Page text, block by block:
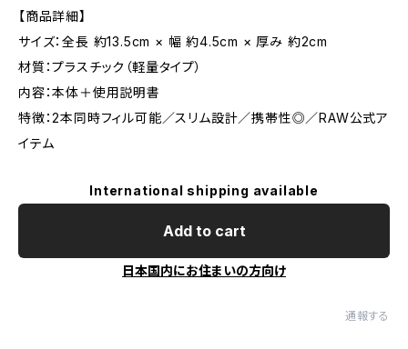
【商品詳細】
サイズ：全長 約13.5cm × 幅 約4.5cm × 厚み 約2cm
材質：プラスチック（軽量タイプ）
内容：本体＋使用説明書
特徴：2本同時フィル可能／スリム設計／携帯性◎／RAW公式ア
イテム
International shipping available
Add to cart
日本国内にお住まいの方向け
通報する